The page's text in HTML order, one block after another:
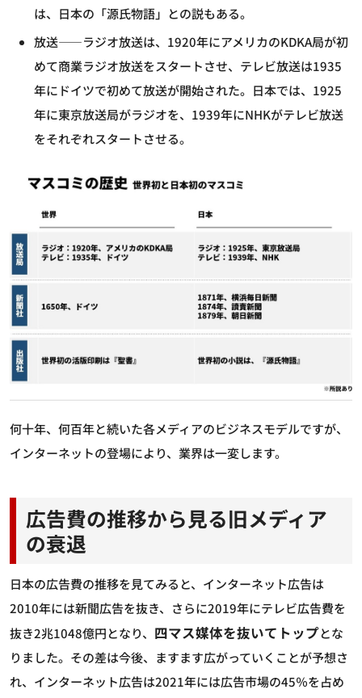
は、日本の「源氏物語」との説もある。
放送――ラジオ放送は、1920年にアメリカのKDKA局が初
めて商業ラジオ放送をスタートさせ、テレビ放送は1935
年にドイツで初めて放送が開始された。日本では、1925
年に東京放送局がラジオを、1939年にNHKがテレビ放送
をそれぞれスタートさせる。
何十年、何百年と続いた各メディアのビジネスモデルですが、
インターネットの登場により、業界は一変します。
広告費の推移から見る旧メディア
の衰退
日本の広告費の推移を見てみると、インターネット広告は
2010年には新聞広告を抜き、さらに2019年にテレビ広告費を
抜き2兆1048億円となり、 四マス媒体を抜いてトップとな
りました。その差は今後、ますます広がっていくことが予想さ
れ、インターネット広告は2021年には広告市場の45％を占め